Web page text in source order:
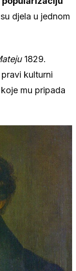
djela u jednom
1829.
kulturni
mu pripada